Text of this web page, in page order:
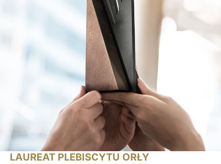
LAUREAT PLEBISCYTU ORŁY